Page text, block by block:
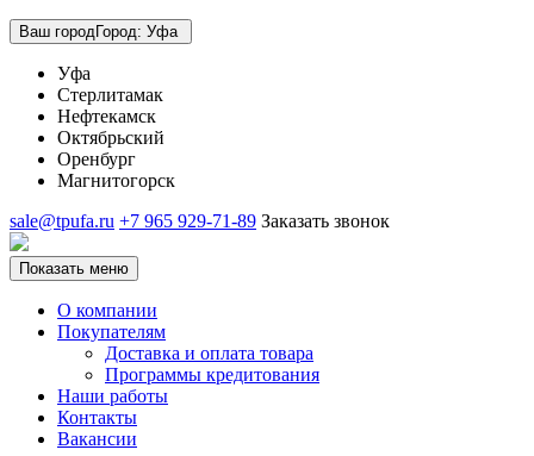
Ваш городГород: Уфа
Уфа
Стерлитамак
Нефтекамск
Октябрьский
Оренбург
Магнитогорск
sale@tpufa.ru +7 965 929-71-89 Заказать звонок
Показать меню
О компании
Покупателям
Доставка и оплата товара
Программы кредитования
Наши работы
Контакты
Вакансии